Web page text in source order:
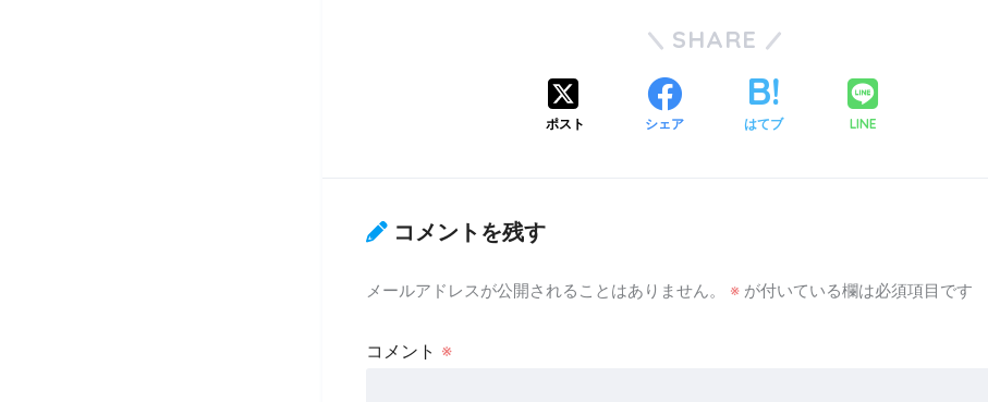
SHARE
ポスト シェア はてブ LINE
コメントを残す
メールアドレスが公開されることはありません。 ※が付いている欄は必須項目です
コメント ※